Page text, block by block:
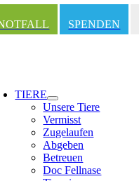
Inhalt
springen
SPENDEN
TIERE
Unsere Tiere
Vermisst
Zugelaufen
Abgeben
Betreuen
Doc Fellnase